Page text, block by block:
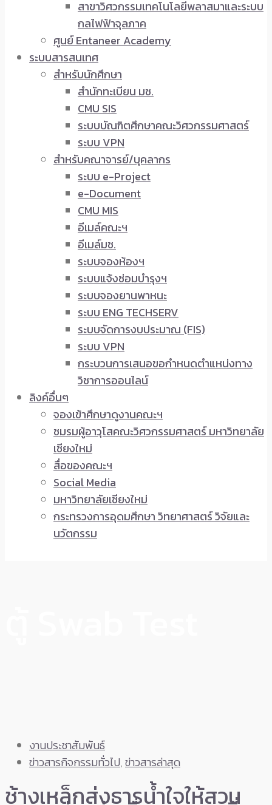
สาขาวิศวกรรมเทคโนโลยีพลาสมาและระบบ
กลไฟฟ้าจุลภาค
ศูนย์ Entaneer Academy
ระบบสารสนเทศ
สำหรับนักศึกษา
สำนักทะเบียน มช.
CMU SIS
ระบบบัณฑิตศึกษาคณะวิศวกรรมศาสตร์
ระบบ VPN
สำหรับคณาจารย์/บุคลากร
ระบบ e-Project
e-Document
CMU MIS
อีเมล์คณะฯ
อีเมล์มช.
ระบบจองห้องฯ
ระบบแจ้งซ่อมบำรุงฯ
ระบบจองยานพาหนะ
ระบบ ENG TECHSERV
ระบบจัดการงบประมาณ (FIS)
ระบบ VPN
กระบวนการเสนอขอกำหนดตำแหน่งทาง
วิชาการออนไลน์
ลิงค์อื่นๆ
จองเข้าศึกษาดูงานคณะฯ
ชมรมผู้อาวุโสคณะวิศวกรรมศาสตร์ มหาวิทยาลัย
เชียงใหม่
สื่อของคณะฯ
Social Media
มหาวิทยาลัยเชียงใหม่
กระทรวงการอุดมศึกษา วิทยาศาสตร์ วิจัยและ
นวัตกรรม
งานประชาสัมพันธ์
ข่าวสารกิจกรรมทั่วไป,ข่าวสารล่าสุด
ช้างเหล็กส่งธารน้ำใจให้สวน